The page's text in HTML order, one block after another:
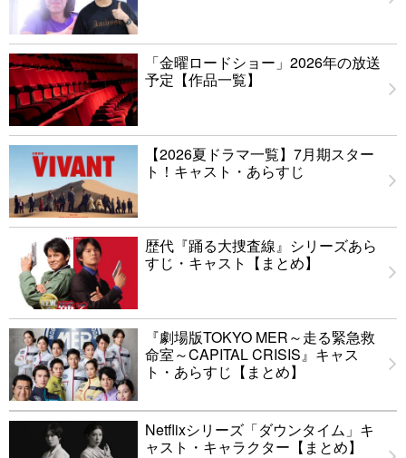
「金曜ロードショー」2026年の放送
予定【作品一覧】
【2026夏ドラマ一覧】7月期スター
ト！キャスト・あらすじ
歴代『踊る大捜査線』シリーズあら
すじ・キャスト【まとめ】
『劇場版TOKYO MER～走る緊急救
命室～CAPITAL CRISIS』キャス
ト・あらすじ【まとめ】
Netflixシリーズ「ダウンタイム」キ
ャスト・キャラクター【まとめ】